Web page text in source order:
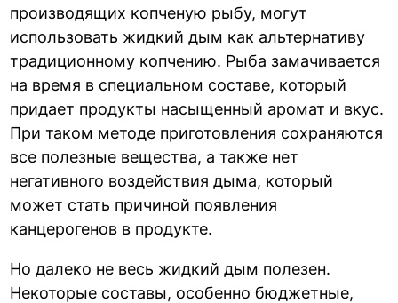
производящих копченую рыбу, могут
использовать жидкий дым как альтернативу
традиционному копчению. Рыба замачивается
на время в специальном составе, который
придает продукты насыщенный аромат и вкус.
При таком методе приготовления сохраняются
все полезные вещества, а также нет
негативного воздействия дыма, который
может стать причиной появления
канцерогенов в продукте.
Но далеко не весь жидкий дым полезен.
Некоторые составы, особенно бюджетные,